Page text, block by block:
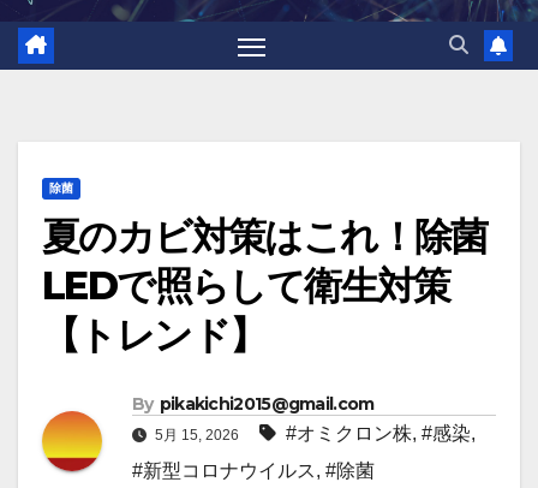
除菌
夏のカビ対策はこれ！除菌
LEDで照らして衛生対策
【トレンド】
By pikakichi2015@gmail.com
5月 15, 2026 #オミクロン株, #感染,
#新型コロナウイルス, #除菌